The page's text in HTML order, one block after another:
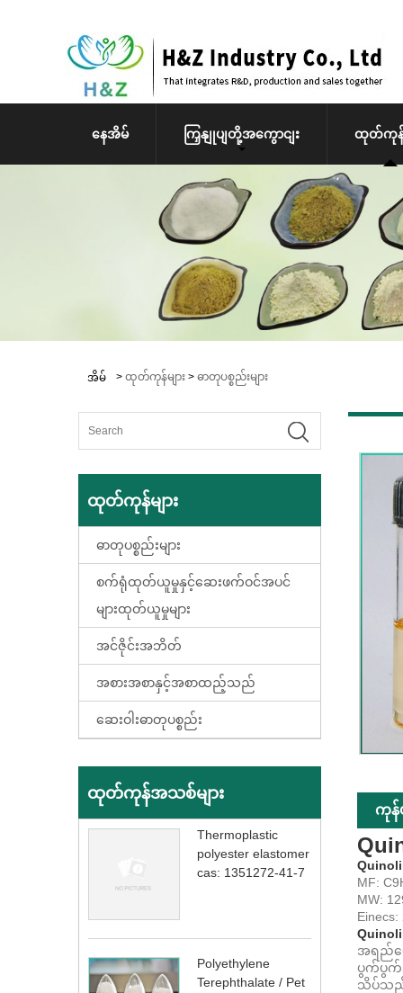
နေအိမ် ကြှနျုပျတို့အကွောငျး ထုတ်ကုန်မ
အိမ် > ထုတ်ကုန်များ > ဓာတုပစ္စည်းများ
ထုတ်ကုန်များ
ဓာတုပစ္စည်းများ
စက်ရုံထုတ်ယူမှုနှင့်ဆေးဖက်ဝင်အပင်
များထုတ်ယူမှုများ
အင်ဇိုင်းအဘိတ်
အစားအစာနှင့်အစာထည့်သည်
ဆေးဝါးဓာတုပစ္စည်း
ထုတ်ကုန်အသစ်များ
Thermoplastic
polyester elastomer
cas: 1351272-41-7
Polyethylene
Terephthalate / Pet
ကုန်
MF:
MW:
Einecs:
အရည်ပ
ပွက်ပွက်ဆူ
သိပ်သည်